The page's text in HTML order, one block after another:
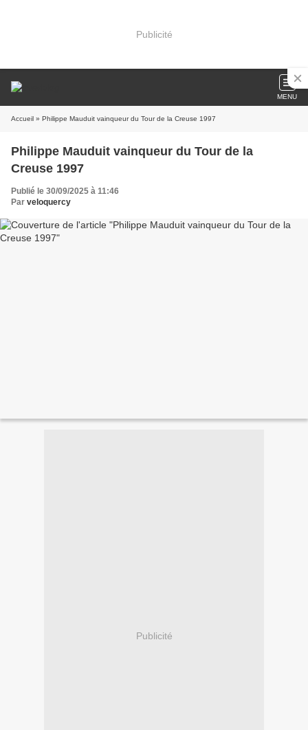
Publicité
MENU
Accueil » Philippe Mauduit vainqueur du Tour de la Creuse 1997
Philippe Mauduit vainqueur du Tour de la
Creuse 1997
Publié le 30/09/2025 à 11:46
Par veloquercy
Publicité